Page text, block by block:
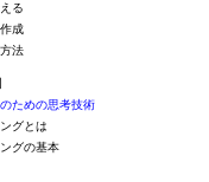
る
成
法
ための思考技術
グとは
グの基本